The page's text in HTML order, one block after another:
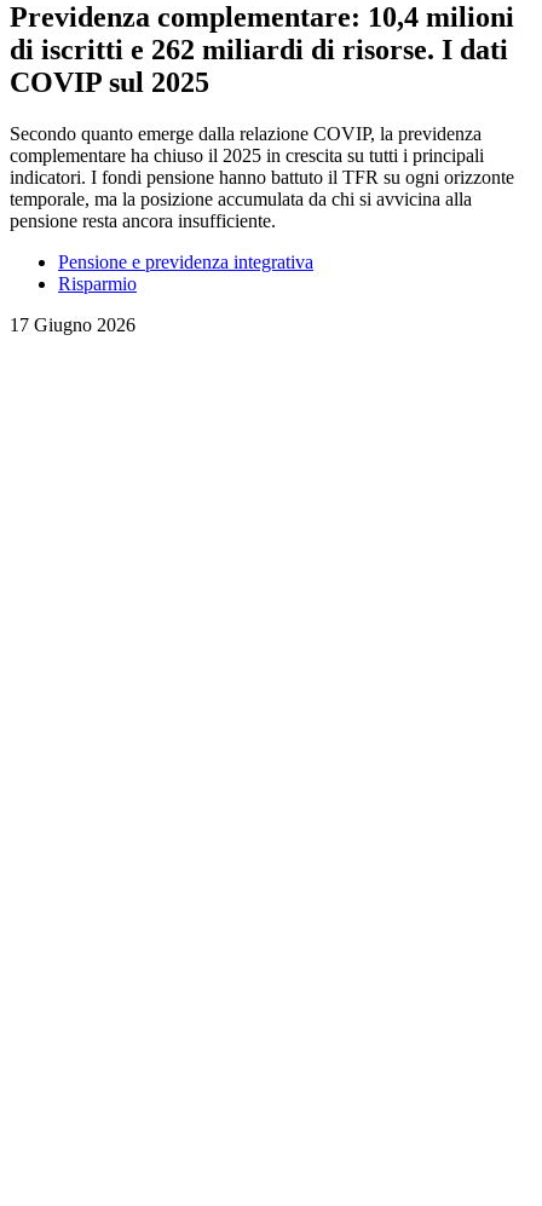
Previdenza complementare: 10,4 milioni
di iscritti e 262 miliardi di risorse. I dati
COVIP sul 2025
Secondo quanto emerge dalla relazione COVIP, la previdenza
complementare ha chiuso il 2025 in crescita su tutti i principali
indicatori. I fondi pensione hanno battuto il TFR su ogni orizzonte
temporale, ma la posizione accumulata da chi si avvicina alla
pensione resta ancora insufficiente.
Pensione e previdenza integrativa
Risparmio
17 Giugno 2026